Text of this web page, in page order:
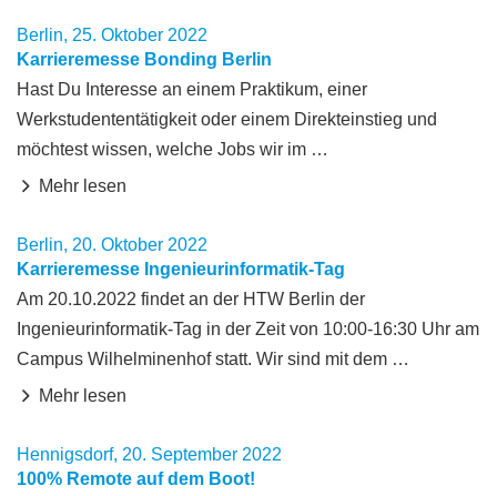
Berlin, 25. Oktober 2022
Karrieremesse Bonding Berlin
Hast Du Interesse an einem Praktikum, einer
Werkstudententätigkeit oder einem Direkteinstieg und
möchtest wissen, welche Jobs wir im …
Mehr lesen
Berlin, 20. Oktober 2022
Karrieremesse Ingenieurinformatik-Tag
Am 20.10.2022 findet an der HTW Berlin der
Ingenieurinformatik-Tag in der Zeit von 10:00-16:30 Uhr am
Campus Wilhelminenhof statt. Wir sind mit dem …
Mehr lesen
Hennigsdorf, 20. September 2022
100% Remote auf dem Boot!